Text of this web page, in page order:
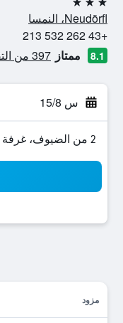
3 نجوم
Neudörfl، النمسا
+43 262 532 213
8.1 ممتاز 397 من التقييمات تم التحقق منها
س 15/8
2 من الضيوف، غرفة واحدة
مزود